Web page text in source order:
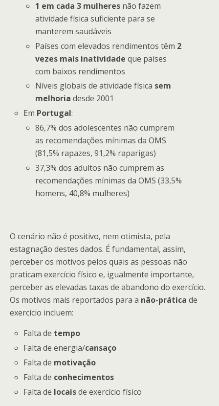
1 em cada 3 mulheres não fazem
atividade física suficiente para se
manterem saudáveis
Países com elevados rendimentos têm 2
vezes mais inatividade que países
com baixos rendimentos
Níveis globais de atividade física sem
melhoria desde 2001
Em Portugal:
86,7% dos adolescentes não cumprem
as recomendações mínimas da OMS
(81,5% rapazes, 91,2% raparigas)
37,3% dos adultos não cumprem as
recomendações mínimas da OMS (33,5%
homens, 40,8% mulheres)
O cenário não é positivo, nem otimista, pela
estagnação destes dados. É fundamental, assim,
perceber os motivos pelos quais as pessoas não
praticam exercício físico e, igualmente importante,
perceber as elevadas taxas de abandono do exercício.
Os motivos mais reportados para a não-prática de
exercício incluem:
Falta de tempo
Falta de energia/cansaço
Falta de motivação
Falta de conhecimentos
Falta de locaisde exercício físico